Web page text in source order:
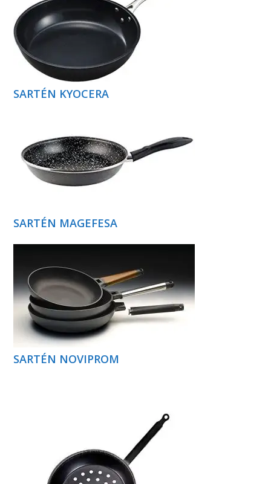
SARTÉN KYOCERA
SARTÉN MAGEFESA
SARTÉN NOVIPROM